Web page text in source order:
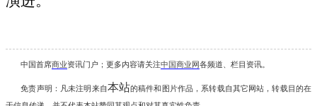
中国首席商业资讯门户；更多内容请关注中国商业网各频道、栏目资讯。
免责声明：凡未注明 来自本站的稿件和图片作品，系转载自其它网站，转载目的在